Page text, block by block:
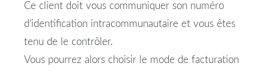
Ce client doit vous communiquer son numéro
d’identification intracommunautaire et vous êtes
tenu de le contrôler.
Vous pourrez alors choisir le mode de facturation